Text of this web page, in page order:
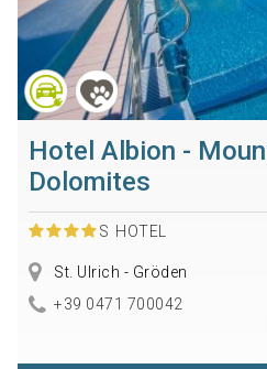
Hotel Albion -
Dolomites
S HOTEL
St. Ulrich - Gröden
+39 0471 700042